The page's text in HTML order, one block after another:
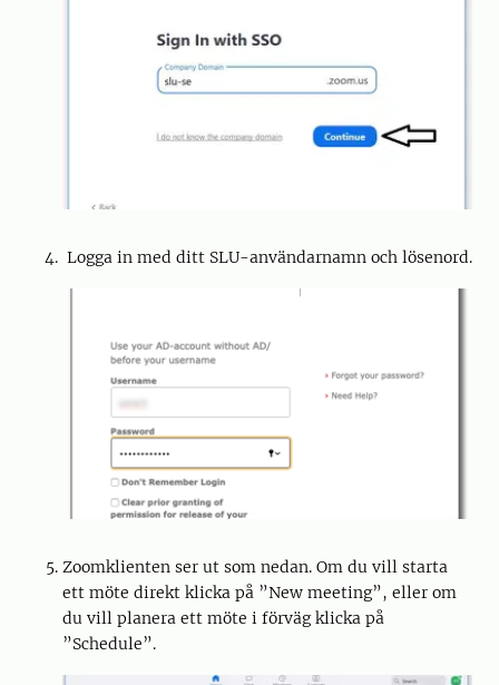
Logga in med ditt SLU-användarnamn och lösenord.
Zoomklienten ser ut som nedan. Om du vill starta
ett möte direkt klicka på ”New meeting”, eller om
du vill planera ett möte i förväg klicka på
”Schedule”.